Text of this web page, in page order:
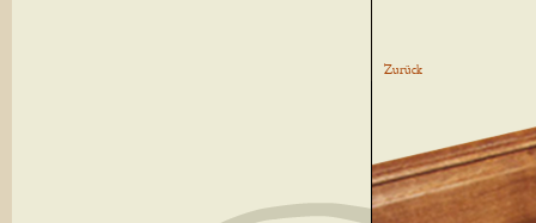
Zurück